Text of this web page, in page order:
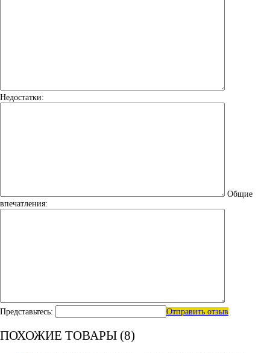
Недостатки:
Общие
впечатления:
Представьтесь: Отправить отзыв
ПОХОЖИЕ ТОВАРЫ (8)